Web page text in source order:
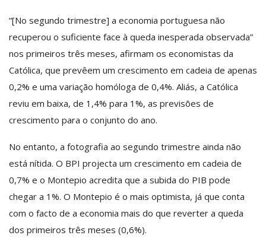
“[No segundo trimestre] a economia portuguesa não
recuperou o suficiente face à queda inesperada observada”
nos primeiros três meses, afirmam os economistas da
Católica, que prevêem um crescimento em cadeia de apenas
0,2% e uma variação homóloga de 0,4%. Aliás, a Católica
reviu em baixa, de 1,4% para 1%, as previsões de
crescimento para o conjunto do ano.
No entanto, a fotografia ao segundo trimestre ainda não
está nítida. O BPI projecta um crescimento em cadeia de
0,7% e o Montepio acredita que a subida do PIB pode
chegar a 1%. O Montepio é o mais optimista, já que conta
com o facto de a economia mais do que reverter a queda
dos primeiros três meses (0,6%).